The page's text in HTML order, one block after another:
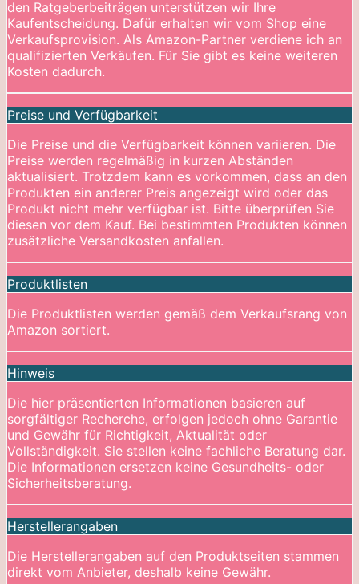
den Ratgeberbeiträgen unterstützen wir Ihre
Kaufentscheidung. Dafür erhalten wir vom Shop eine
Verkaufsprovision. Als Amazon-Partner verdiene ich an
qualifizierten Verkäufen. Für Sie gibt es keine weiteren
Kosten dadurch.
Preise und Verfügbarkeit
Die Preise und die Verfügbarkeit können variieren. Die
Preise werden regelmäßig in kurzen Abständen
aktualisiert. Trotzdem kann es vorkommen, dass an den
Produkten ein anderer Preis angezeigt wird oder das
Produkt nicht mehr verfügbar ist. Bitte überprüfen Sie
diesen vor dem Kauf. Bei bestimmten Produkten können
zusätzliche Versandkosten anfallen.
Produktlisten
Die Produktlisten werden gemäß dem Verkaufsrang von
Amazon sortiert.
Hinweis
Die hier präsentierten Informationen basieren auf
sorgfältiger Recherche, erfolgen jedoch ohne Garantie
und Gewähr für Richtigkeit, Aktualität oder
Vollständigkeit. Sie stellen keine fachliche Beratung dar.
Die Informationen ersetzen keine Gesundheits- oder
Sicherheitsberatung.
Herstellerangaben
Die Herstellerangaben auf den Produktseiten stammen
direkt vom Anbieter, deshalb keine Gewähr.